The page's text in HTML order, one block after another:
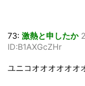
73: 激熱と申したか
ID:B1AXGcZHr
ユニコオオオオオオ